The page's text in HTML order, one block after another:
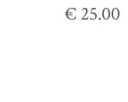
€ 25.00